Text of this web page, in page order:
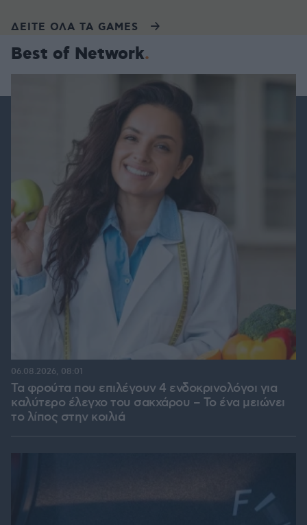
ΔΕΙΤΕ ΟΛΑ ΤΑ GAMES
Best of Network
Τα φρούτα που επιλέγουν 4 ενδοκρινολόγοι για
καλύτερο έλεγχο του σακχάρου – Το ένα μειώνει
το λίπος στην κοιλιά
06.08.2026, 08:01